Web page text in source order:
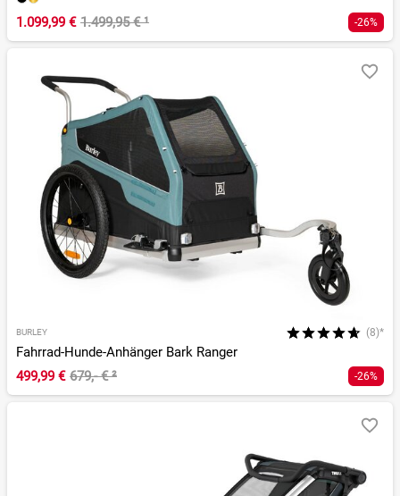
1.099,99 € 1.499,95 €¹ -26%
BURLEY (8)*
Fahrrad-Hunde-Anhänger Bark Ranger
499,99 € 679,- €² -26%